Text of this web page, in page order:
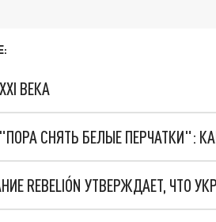
ВЕКА
СНЯТЬ БЕЛЫЕ ПЕРЧАТКИ":
REBELIÓN УТВЕРЖДАЕТ, ЧТО